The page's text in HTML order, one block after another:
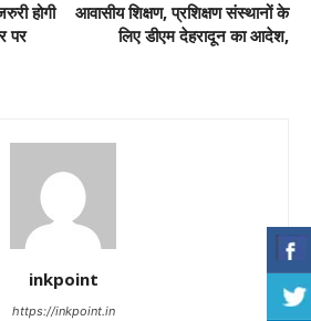
होगी
पर
आवासीय शिक्षण, प्रशिक्षण संस्थानों के
लिए डीएम देहरादून का आदेश,
inkpoint
https://inkpoint.in